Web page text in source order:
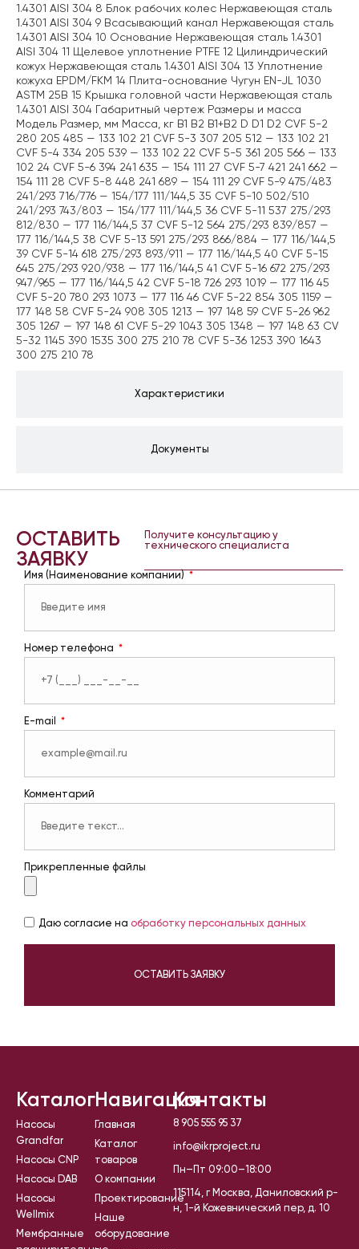
Характеристики
Документы
1.4301 AISI 304 8 Блок рабочих колес Нержавеющая сталь
1.4301 AISI 304 9 Всасывающий канал Нержавеющая сталь
1.4301 AISI 304 10 Основание Нержавеющая сталь 1.4301
AISI 304 11 Щелевое уплотнение PTFE 12 Цилиндрический
кожух Нержавеющая сталь 1.4301 AISI 304 13 Уплотнение
кожуха EPDM/FKM 14 Плита-основание Чугун EN-JL 1030
ASTM 25B 15 Крышка головной части Нержавеющая сталь
1.4301 AISI 304 Габаритный чертеж Размеры и масса
Модель Размер, мм Масса, кг B1 B2 B1+B2 D D1 D2 CVF 5-2
280 205 485 — 133 102 21 CVF 5-3 307 205 512 — 133 102 21
CVF 5-4 334 205 539 — 133 102 22 CVF 5-5 361 205 566 — 133
102 24 CVF 5-6 394 241 635 — 154 111 27 CVF 5-7 421 241 662 —
154 111 28 CVF 5-8 448 241 689 — 154 111 29 CVF 5-9 475/483
241/293 716/776 — 154/177 111/144,5 35 CVF 5-10 502/510
241/293 743/803 — 154/177 111/144,5 36 CVF 5-11 537 275/293
812/830 — 177 116/144,5 37 CVF 5-12 564 275/293 839/857 —
177 116/144,5 38 CVF 5-13 591 275/293 866/884 — 177 116/144,5
39 CVF 5-14 618 275/293 893/911 — 177 116/144,5 40 CVF 5-15
645 275/293 920/938 — 177 116/144,5 41 CVF 5-16 672 275/293
947/965 — 177 116/144,5 42 CVF 5-18 726 293 1019 — 177 116 45
CVF 5-20 780 293 1073 — 177 116 46 CVF 5-22 854 305 1159 —
177 148 58 CVF 5-24 908 305 1213 — 197 148 59 CVF 5-26 962
305 1267 — 197 148 61 CVF 5-29 1043 305 1348 — 197 148 63 CV
5-32 1145 390 1535 300 275 210 78 CVF 5-36 1253 390 1643
300 275 210 78
ОСТАВИТЬ
ЗАЯВКУ
Получите консультацию у
технического специалиста
Имя (Наименование компании)
Номер телефона
E-mail
Комментарий
Прикрепленные файлы
Даю согласие на обработку персональных данных
ОСТАВИТЬ ЗАЯВКУ
Каталог
Насосы
Grandfar
Насосы CNP
Насосы DAB
Насосы
Wellmix
Мембранные
Навигация
Главная
Каталог
товаров
О компании
Проектирование
Наше
оборудование
Контакты
8 905 555 95 37
info@ikrproject.ru
Пн–Пт 09:00–18:00
115114, г Москва, Даниловский р-
н, 1-й Кожевнический пер, д. 10